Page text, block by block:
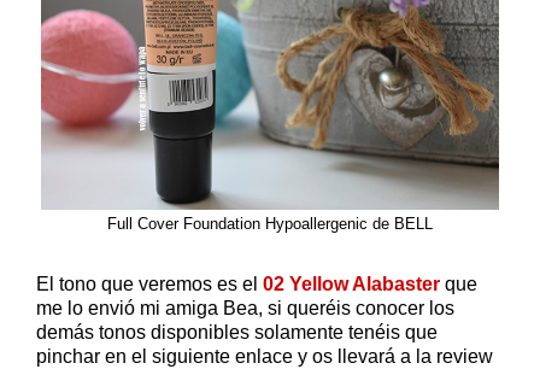
Full Cover Foundation Hypoallergenic de BELL
El tono que veremos es el 02 Yellow Alabaster que
me lo envió mi amiga Bea, si queréis conocer los
demás tonos disponibles solamente tenéis que
pinchar en el siguiente enlace y os llevará a la review